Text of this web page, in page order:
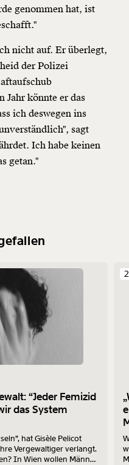
genommen hat, ist
nicht auf. Er überlegt,
der Polizei
Jahr könnte er das
ich deswegen ins
sagt
Ich habe keinen
getan."
“Jeder Femizid
das System
hat Gisèle Pelicot
Vergewaltiger verlangt.
In Wien wollen Männer